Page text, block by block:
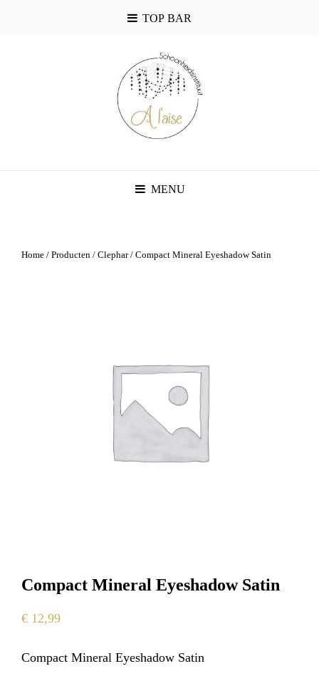
TOP BAR
MENU
Home / Producten / Clephar/ Compact Mineral Eyeshadow Satin
Compact Mineral Eyeshadow Satin
€ 12,99
Compact Mineral Eyeshadow Satin